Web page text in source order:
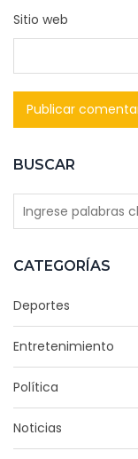
BUSCAR
CATEGORÍAS
Deportes
Entretenimiento
Política
Noticias
Sitio web